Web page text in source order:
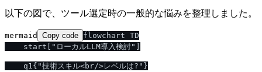
以下の図で、ツール選定時の一般的な悩みを整理しました。
mermaid Copy code flowchart TD
    start["ローカルLLM導入検討"]
    q1{"技術スキル<br/>レベルは?"}